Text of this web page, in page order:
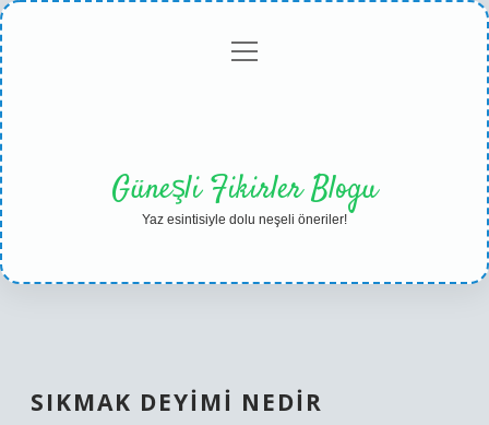
Gizlilikmenüyü
Güneşli Fikirler Blogu
Yaz esintisiyle dolu neşeli öneriler!
SIKMAK DEYIMI NEDIR